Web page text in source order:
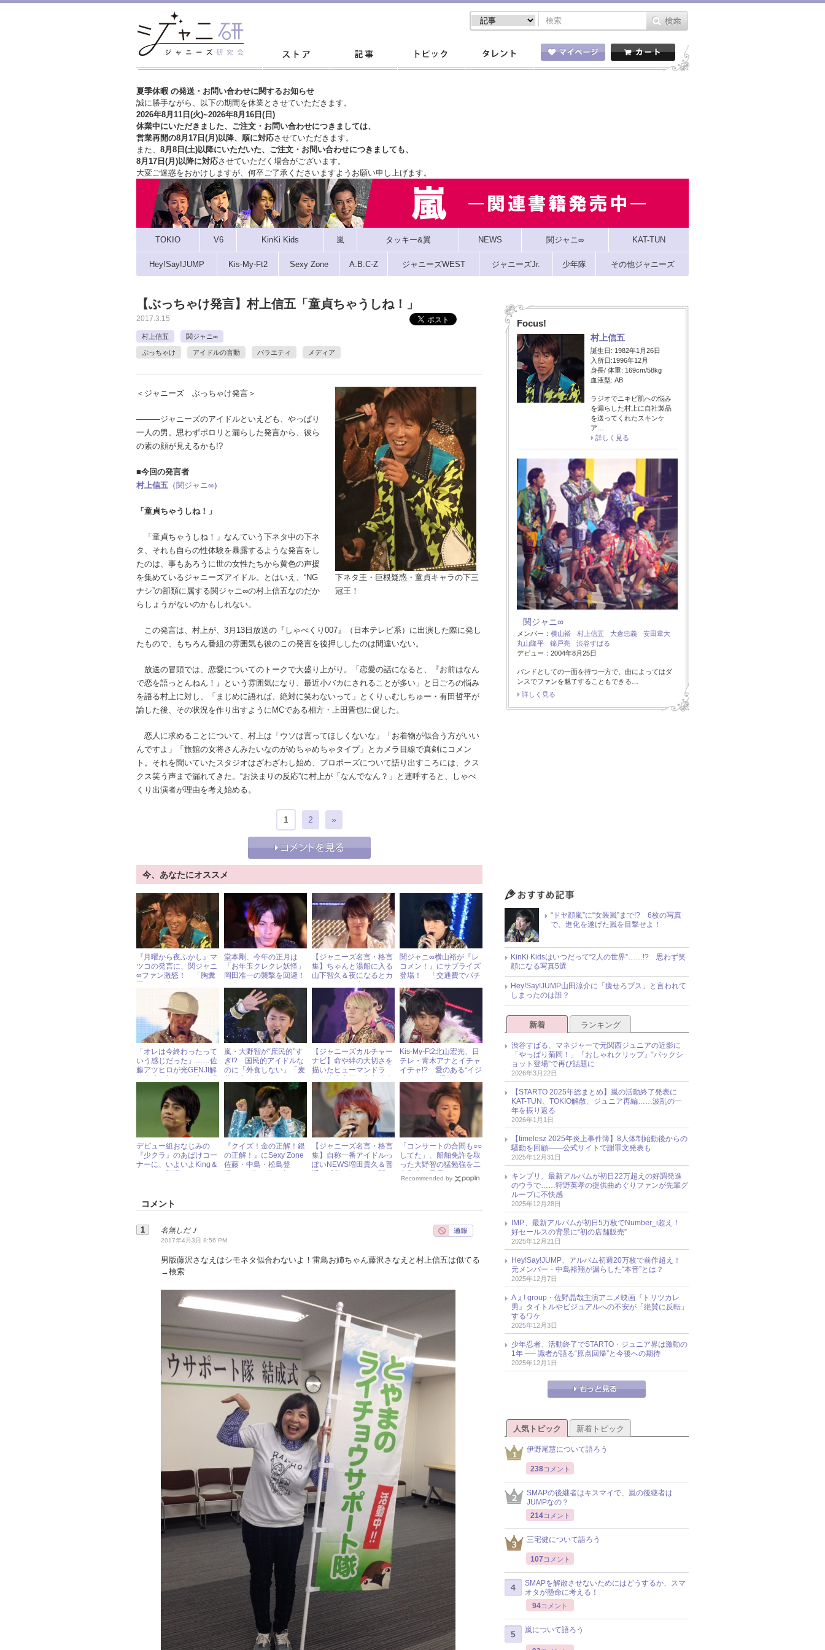
夏季休暇 の発送・お問い合わせに関するお知らせ
誠に勝手ながら、以下の期間を休業とさせていただきます。
2026年8月11日(火)~2026年8月16日(日)
休業中にいただきました、ご注文・お問い合わせにつきましては、
営業再開の8月17日(月)以降、順に対応させていただきます。
また、 8月8日(土)以降にいただいた、ご注文・ お問い合わせにつきましても、
8月17日(月)以降に対応させていただく場合がございます。
大変ご迷惑をおかけしますが、 何卒ご了承くださいますようお願い申し上げます。
TOKIO V6 KinKi Kids 嵐 タッキー&翼 NEWS 関ジャニ∞ KAT-TUN
Hey!Say!JUMP Kis-My-Ft2 Sexy Zone A.B.C-Z ジャニーズWEST ジャニーズJr. 少年隊 その他ジャニーズ
【ぶっちゃけ発言】村上信五「童貞ちゃうしね！」
2017.3.15
村上信五 関ジャニ∞
ぶっちゃけ アイドルの言動 バラエティ メディア
下ネタ王・巨根疑惑・童貞キャラの下三
冠王！
＜ジャニーズ ぶっちゃけ発言＞
―――ジャニーズのアイドルといえども、やっぱり
一人の男。思わずポロリと漏らした発言から、彼ら
の素の顔が見えるかも!?
■今回の発言者
村上信五 （ 関ジャニ∞）
「童貞ちゃうしね！」
「童貞ちゃうしね！」なんていう下ネタ中の下ネ
タ、それも自らの性体験を暴露するような発言をし
たのは、事もあろうに世の女性たちから黄色の声援
を集めているジャニーズアイドル。とはいえ、“NG
ナシ”の部類に属する関ジャニ∞の村上信五なのだか
らしょうがないのかもしれない。
この発言は、村上が、3月13日放送の『しゃべくり007』（日本テレビ系）に出演した際に発し
たもので、もちろん番組の雰囲気も彼のこの発言を後押ししたのは間違いない。
放送の冒頭では、恋愛についてのトークで大盛り上がり。「恋愛の話になると、『お前はなん
で恋を語っとんねん！』という雰囲気になり、最近小バカにされることが多い」と日ごろの悩み
を語る村上に対し、「まじめに語れば、絶対に笑わないって」とくりぃむしちゅー・有田哲平が
諭した後、その状況を作り出すようにMCである相方・上田晋也に促した。
恋人に求めることについて、村上は「ウソは言ってほしくないな」「お着物が似合う方がいい
んですよ」「旅館の女将さんみたいなのがめちゃめちゃタイプ」とカメラ目線で真剣にコメン
ト。それを聞いていたスタジオはざわざわし始め、プロポーズについて語り出すころには、クス
クス笑う声まで漏れてきた。“お決まりの反応”に村上が「なんでなん？」と連呼すると、しゃべ
くり出演者が理由を考え始める。
1 2 »
今、あなたにオススメ
『月曜から夜ふかし』マ
ツコの発言に、関ジャニ
∞ファン激怒！ 「胸糞
堂本剛、今年の正月は
「お年玉クレクレ妖怪」
岡田准一の襲撃を回避！
【ジャニーズ名言・格言
集】ちゃんと湯船に入る
山下智久＆夜になるとカ
キー＆翼・滝沢秀明
関ジャニ∞横山裕が『レ
コメン！』にサプライズ
登場！ 「交通費でパチ
ソード”を披露
「オレは今終わったって
いう感じだった」……佐
藤アツヒロが光GENJI解
嵐・大野智が“庶民的”す
ぎ!? 国民的アイドルな
のに「外食しない」「麦
【ジャニーズカルチャー
ナビ】命や絆の大切さを
描いたヒューマンドラ
出演 『生まれる。』
Kis-My-Ft2北山宏光、日
テレ・青木アナとイチャ
イチャ!? 愛のある“イジ
デビュー組おなじみの
『少クラ』のあばけコー
ナーに、いよいよKing＆
『クイズ！金の正解！銀
の正解！』にSexy Zone
佐藤・中島・松島登
【ジャニーズ名言・格言
集】自称一番アイドルっ
ぽいNEWS増田貴久＆普
「コンサートの合間も○○
してた」、船舶免許を取
った大野智の猛勉強を二
Recommended by
コメント
名無しだＪ
2017年4月3日 8:56 PM
男版藤沢さなえはシモネタ似合わないよ！雷鳥お姉ちゃん藤沢さなえと村上信五は似てる
→検索
Focus!
村上信五
誕生日: 1982年1月26日
入所日:1996年12月
身長/ 体重: 169cm/58kg
血液型: AB
ラジオでニキビ肌への悩み
を漏らした村上に自社製品
を送ってくれたスキンケ
ア…
詳しく見る
関ジャニ∞
メンバー： 横山裕 村上信五 大倉忠義
安田章大
丸山隆平
錦戸亮
渋谷すばる
デビュー：2004年8月25日
バンドとしての一面を持つ一方で、曲によってはダ
ンスでファンを魅了することもできる…
詳しく見る
“ドヤ顔嵐”に“女装嵐”まで!? 6枚の写真
で、進化を遂げた嵐を目撃せよ！
KinKi Kidsはいつだって“2人の世界”……!? 思わず笑
顔になる写真5選
Hey!Say!JUMP山田涼介に「痩せろブス」と言われて
しまったのは誰？
新着 ランキング
渋谷すばる、マネジャーで元関西ジュニアの近影に
「やっぱり菊岡！」『おしゃれクリップ』“バックシ
ョット登場”で再び話題に
2026年3月22日
【STARTO 2025年総まとめ】嵐の活動終了発表に
KAT-TUN、TOKIO解散、ジュニア再編……波乱の一
年を振り返る
2026年1月1日
【timelesz 2025年炎上事件簿】8人体制始動後からの
騒動を回顧――公式サイトで謝罪文発表も
2025年12月31日
キンプリ、最新アルバムが初日22万超えの好調発進
のウラで……狩野英孝の提供曲めぐりファンが先輩グ
ループに不快感
2025年12月28日
IMP.、最新アルバムが初日5万枚でNumber_i超え！
好セールスの背景に“初の店舗販売”
2025年12月21日
Hey!Say!JUMP、アルバム初週20万枚で前作超え！
元メンバー・中島裕翔が漏らした“本音”とは？
2025年12月7日
Aぇ! group・佐野晶哉主演アニメ映画『トリツカレ
男』タイトルやビジュアルへの不安が「絶賛に反転」
するワケ
2025年12月3日
少年忍者、活動終了でSTARTO・ジュニア界は激動の
1年 ── 識者が語る“原点回帰”と今後への期待
2025年12月1日
人気トピック 新着トピック
伊野尾慧について語ろう
238コメント
SMAPの後継者はキスマイで、嵐の後継者は
JUMPなの？
214コメント
三宅健について語ろう
107 コメント
SMAPを解散させないためにはどうするか、スマ
オタが懸命に考える！
94コメント
嵐について語ろう